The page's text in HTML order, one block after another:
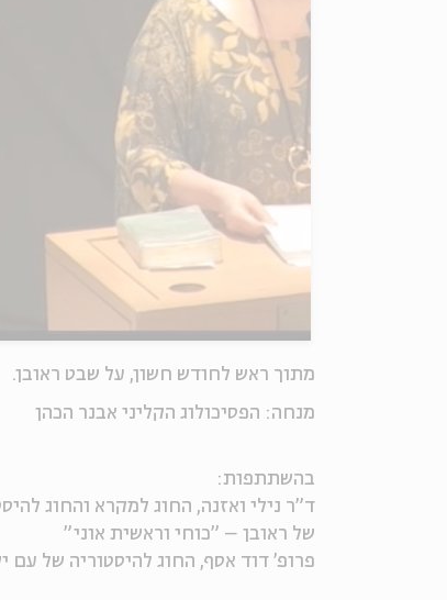
מתוך ראש לחודש חשון, על שבט ראובן.
מנחה: הפסיכולוג הקליני אבנר הכהן
בהשתתפות:
ד"ר נילי ואזנה, החוג למקרא והחוג
של ראובן – "כוחי וראשית אוני"
פרופ' דוד אסף, החוג להיסטוריה של